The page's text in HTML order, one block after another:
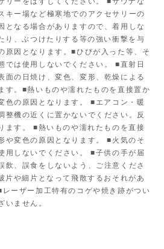
キー場など極寒地でのアクセサリーの
となる場合がありますので、着用しな
り、ぶつけたりする等の強い衝撃を与
原因となります。■ひびが入った等、そ
では使用しないでください。 ■直射日
面の日焼け、変色、変形、乾燥による
す。■熱いものや濡れたものを直接置か
色の原因となります。 ■エアコン・暖
整機の近くに置かないでください。反
ます。 ■熱いものや濡れたものを直接
や変色の原因となります。 ■火気のそ
用しないでください。 ■子供の手が届
飲、誤食をしないよう、ご注意くださ
片や細片となって飛散するおそれがあ
ーザー加工特有のコゲや焼き跡がつい
いません。